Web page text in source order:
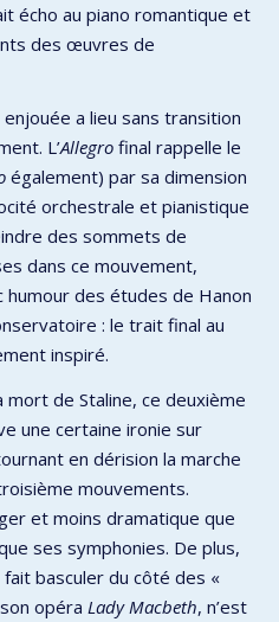
écho au piano romantique et
des œuvres de
a lieu sans transition
L’Allegro final rappelle le
également) par sa dimension
orchestrale et pianistique
des sommets de
dans ce mouvement,
humour des études de Hanon
: le trait final au
inspiré.
de Staline, ce deuxième
une certaine ironie sur
en dérision la marche
mouvements.
et moins dramatique que
ses symphonies. De plus,
fait basculer du côté des «
opéra Lady Macbeth, n’est